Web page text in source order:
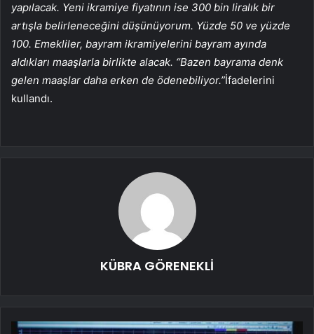
yapılacak. Yeni ikramiye fiyatının ise 300 bin liralık bir
artışla belirleneceğini düşünüyorum. Yüzde 50 ve yüzde
100. Emekliler, bayram ikramiyelerini bayram ayında
aldıkları maaşlarla birlikte alacak. “Bazen bayrama denk
gelen maaşlar daha erken de ödenebiliyor.”İfadelerini
kullandı.
KÜBRA GÖRENEKLİ